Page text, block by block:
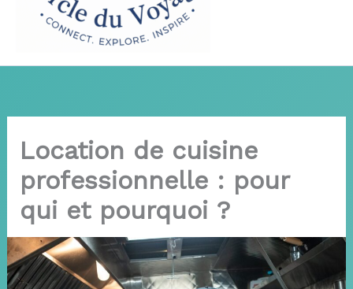
Location de cuisine
professionnelle : pour
qui et pourquoi ?